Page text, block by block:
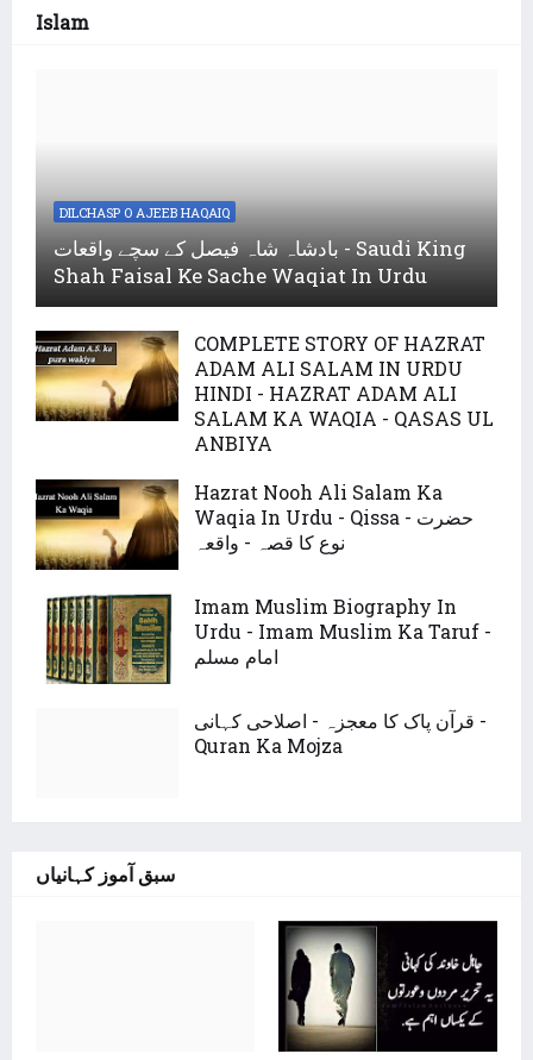
Islam
DILCHASP O AJEEB HAQAIQ
بادشاہ شاہ فیصل کے سچے واقعات - Saudi King
Shah Faisal Ke Sache Waqiat In Urdu
COMPLETE STORY OF HAZRAT
ADAM ALI SALAM IN URDU
HINDI - HAZRAT ADAM ALI
SALAM KA WAQIA - QASAS UL
ANBIYA
Hazrat Nooh Ali Salam Ka
Waqia In Urdu - Qissa - حضرت
نوع کا قصہ - واقعہ
Imam Muslim Biography In
Urdu - Imam Muslim Ka Taruf -
امام مسلم
قرآن پاک کا معجزہ - اصلاحی کہانی -
Quran Ka Mojza
سبق آموز کہانیاں